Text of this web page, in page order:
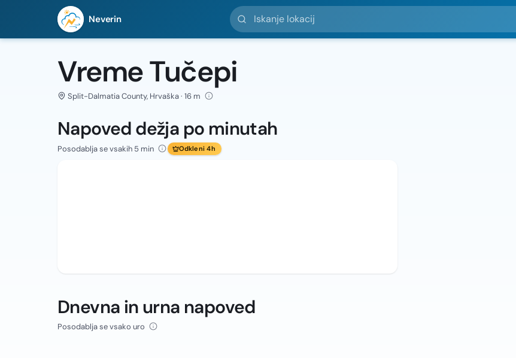
Neverin
Iskanje lokacij
Vreme Tučepi
Split-Dalmatia County, Hrvaška · 16 m
Napoved dežja po minutah
Posodablja se vsakih 5 min Odkleni 4h
Dnevna in urna napoved
Posodablja se vsako uro